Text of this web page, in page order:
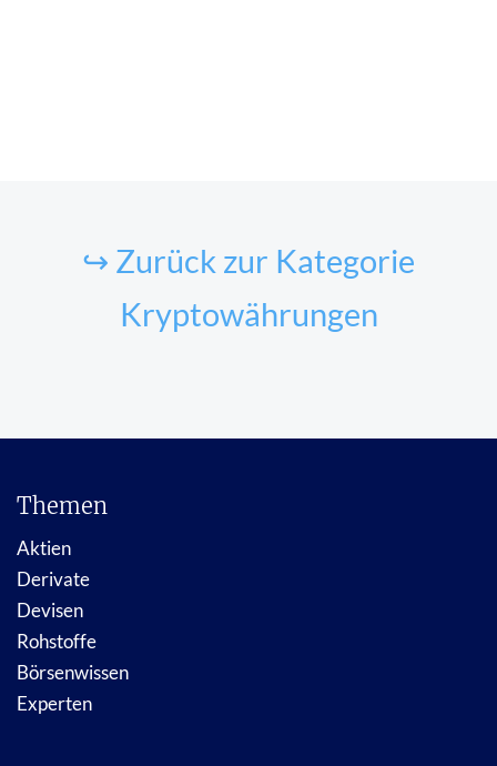
↪ Zurück zur Kategorie
Kryptowährungen
Themen
Aktien
Derivate
Devisen
Rohstoffe
Börsenwissen
Experten